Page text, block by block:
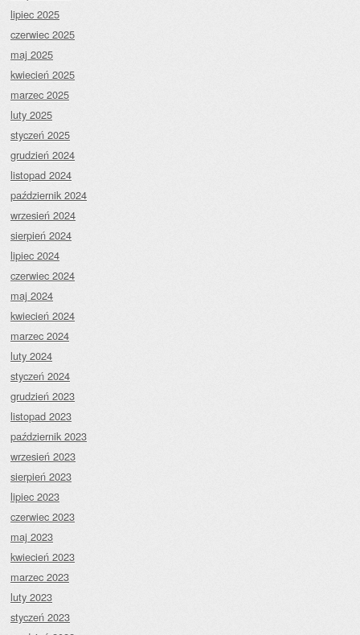
lipiec 2025
czerwiec 2025
maj 2025
kwiecień 2025
marzec 2025
luty 2025
styczeń 2025
grudzień 2024
listopad 2024
październik 2024
wrzesień 2024
sierpień 2024
lipiec 2024
czerwiec 2024
maj 2024
kwiecień 2024
marzec 2024
luty 2024
styczeń 2024
grudzień 2023
listopad 2023
październik 2023
wrzesień 2023
sierpień 2023
lipiec 2023
czerwiec 2023
maj 2023
kwiecień 2023
marzec 2023
luty 2023
styczeń 2023